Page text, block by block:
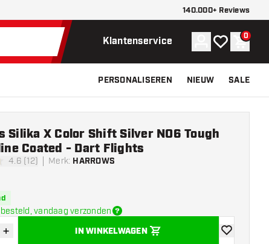
140.000+ Reviews
Klantenservice Account
Mijn 0
PERSONALISEREN NIEUW SALE
4.6 (12) Merk: HARROWS
Silika X Color Shift Silver NO6 Tough
Coated - Dart Flights
vandaag verzonden
hoeveelheid
Verhoog hoeveelheid
+ IN WINKELWAGEN
toevoegen